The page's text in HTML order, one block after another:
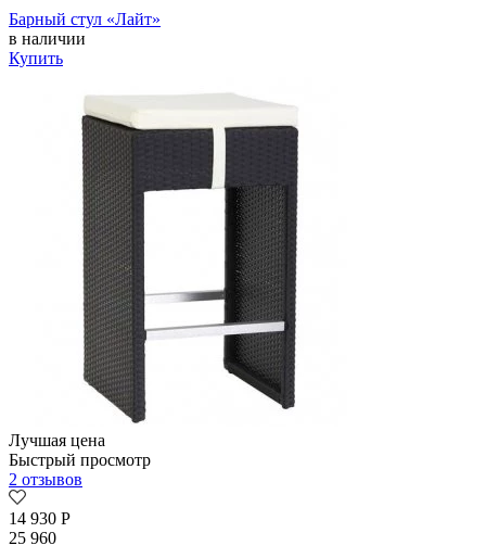
Барный стул «Лайт»
в наличии
Купить
Лучшая цена
Быстрый просмотр
2 отзывов
14 930 Р
25 960